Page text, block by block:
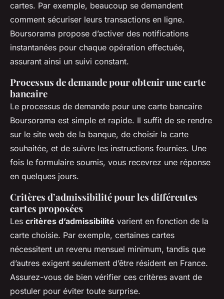
cartes. Par exemple, beaucoup se demandent
comment sécuriser leurs transactions en ligne.
Boursorama propose d’activer des notifications
instantanées pour chaque opération effectuée,
assurant ainsi un suivi constant.
Processus de demande pour obtenir une carte
bancaire
Le processus de demande pour une carte bancaire
Boursorama est simple et rapide. Il suffit de se rendre
sur le site web de la banque, de choisir la carte
souhaitée, et de suivre les instructions fournies. Une
fois le formulaire soumis, vous recevrez une réponse
en quelques jours.
Critères d’admissibilité pour les différentes
cartes proposées
Les critères d’admissibilité varient en fonction de la
carte choisie. Par exemple, certaines cartes
nécessitent un revenu mensuel minimum, tandis que
d’autres exigent seulement d’être résident en France.
Assurez-vous de bien vérifier ces critères avant de
postuler pour éviter toute surprise.